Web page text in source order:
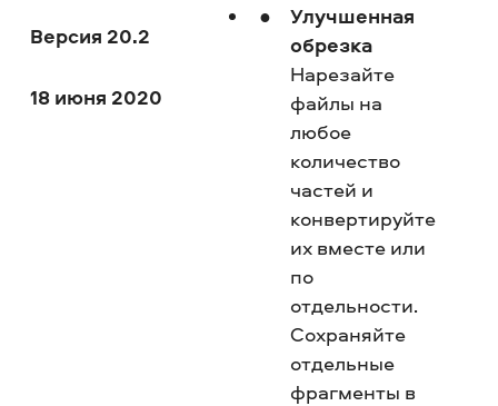
Версия 20.2
18 июня 2020
Улучшенная
обрезка
Нарезайте
файлы на
любое
количество
частей и
конвертируйте
их вместе или
по
отдельности.
Сохраняйте
отдельные
фрагменты в